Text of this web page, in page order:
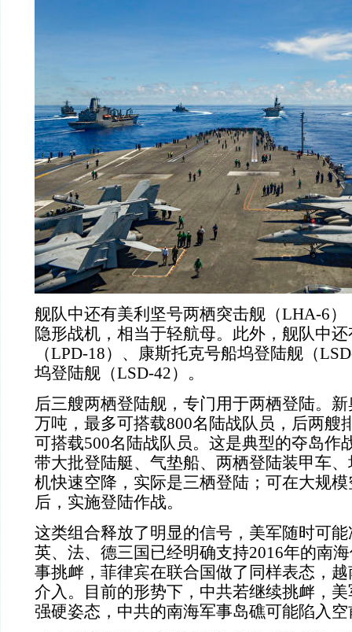
舰队中还有美利坚号两栖突击舰（LHA-6）
隐形战机，相当于轻航母。此外，舰队中
（LPD-18）、康斯托克号船坞登陆舰（
坞登陆舰（LSD-42）。
后三艘两栖登陆舰，专门用于两栖登陆。
万吨，最多可搭载800名陆战队员，后两艘
可搭载500名陆战队员。这是典型的夺岛作
带大批登陆艇、气垫船、两栖登陆装甲车
机快速空降，实际是三栖登陆；可在大规
后，实施登陆作战。
这类组合释放了明显的信号，美军随时可
英、法、德三国已经明确支持2016年的南
事挑衅，菲律宾在联合国做了同样表态，
介入。目前的形势下，中共若继续挑衅，
强硬姿态，中共的南海军事岛礁可能陷入